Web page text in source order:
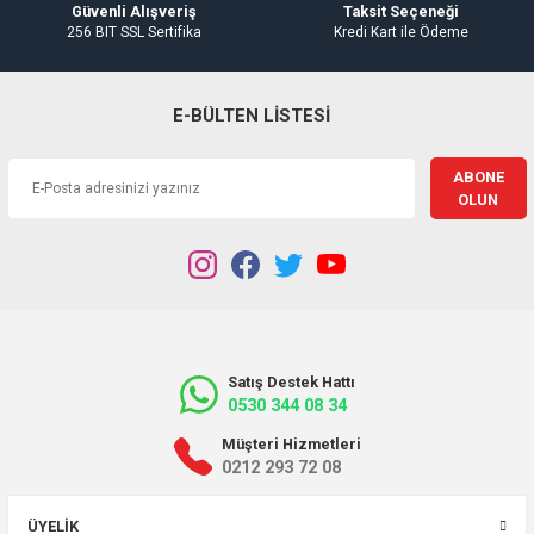
Güvenli Alışveriş
256 BIT SSL Sertifika
Taksit Seçeneği
Kredi Kart ile Ödeme
E-BÜLTEN LİSTESİ
ABONE
OLUN
Satış Destek Hattı
0530 344 08 34
Müşteri Hizmetleri
0212 293 72 08
ÜYELIK